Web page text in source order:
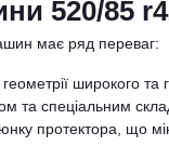
520/85
має ряд переваг:
геометрії широкого
та спеціальним
протектора, що